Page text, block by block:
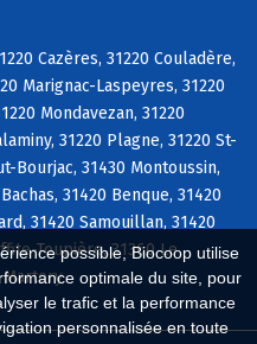
possible, Biocoop utilise
optimale du site, pour
le trafic et la performance
personnalisée en toute
Cazères, 31220 Couladère,
Marignac-Laspeyres, 31220
Mondavezan, 31220
31220 Plagne, 31220 St-
Bourjac, 31430 Montoussin,
31420 Benque, 31420
31420 Samouillan, 31420
Toupière, 31360 Le
Martory